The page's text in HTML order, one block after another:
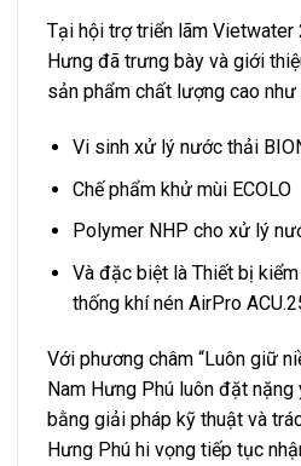
Tại hội trợ triển lãm Vietwater
Hưng đã trưng bày và giới
sản phẩm chất lượng cao như
Vi sinh xử lý nước thải
Chế phẩm khử mùi ECOLO
Polymer NHP cho xử lý
Và đặc biệt là Thiết bị
thống khí nén AirPro
Với phương châm “Luôn giữ
Nam Hưng Phú luôn đặt
bằng giải pháp kỹ thuật và
Hưng Phú hi vọng tiếp tục